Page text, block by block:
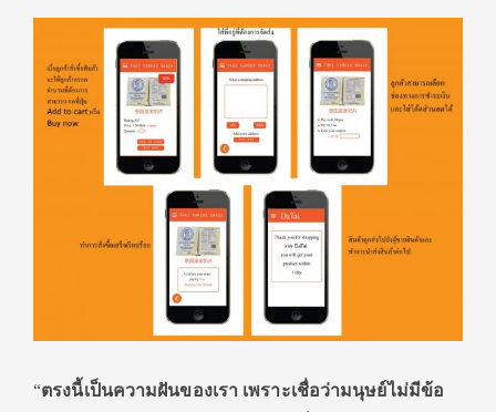
“ตรงนี้เป็นความฝันของเรา เพราะเชื่อว่ามนุษย์ไม่มีข้อ